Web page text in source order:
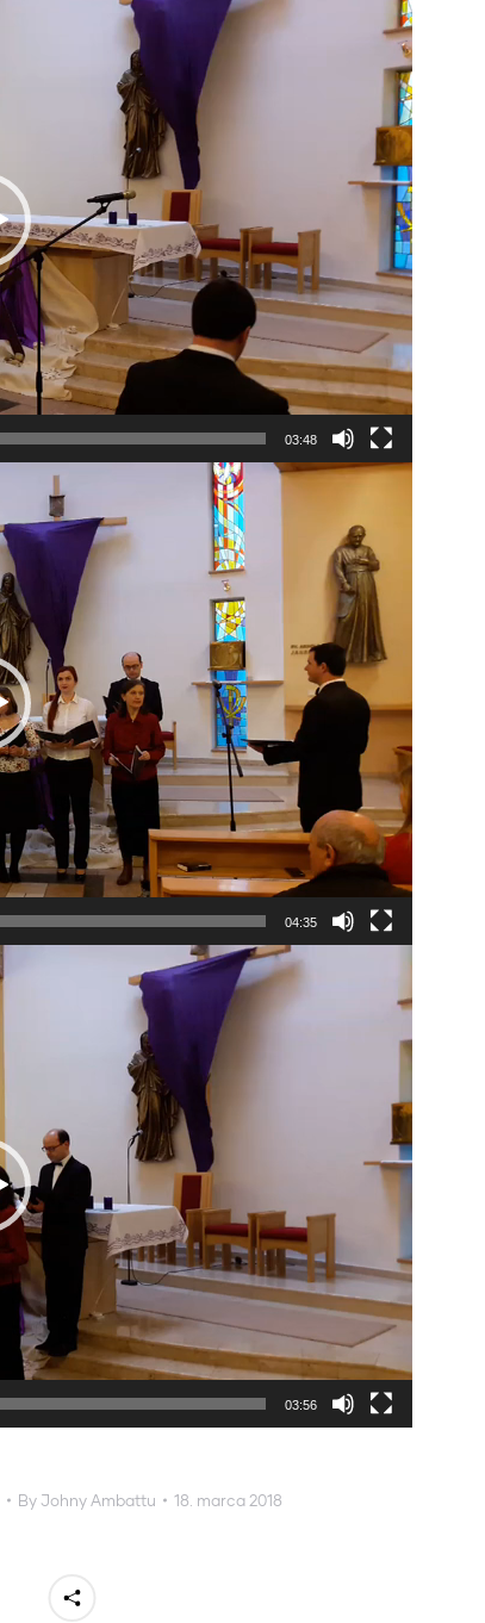
03:48
04:35
03:56
By Johny Ambattu 18. marca 2018